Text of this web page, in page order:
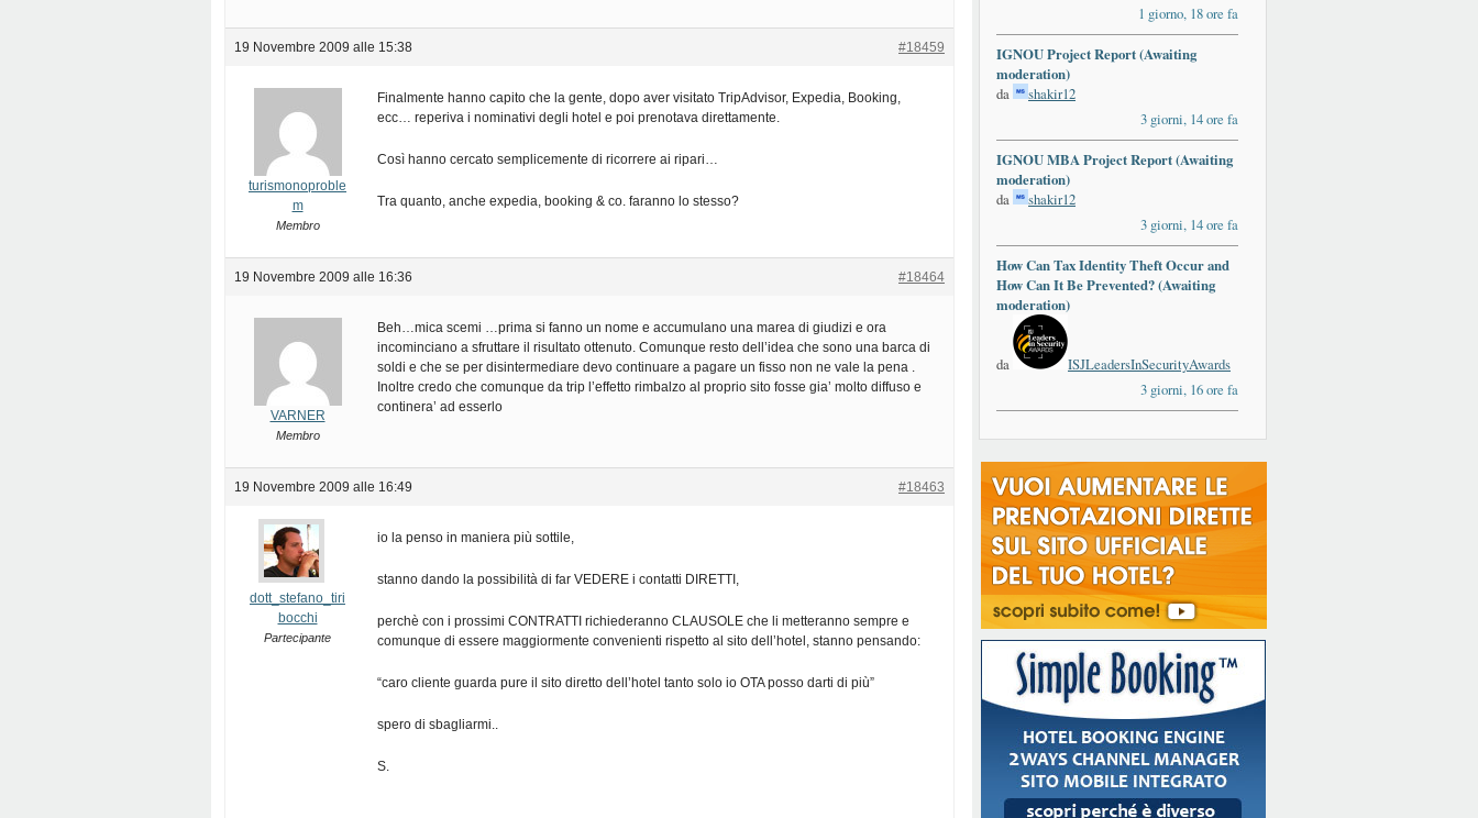
19 Novembre 2009 alle 15:38 #18459
turismonoproble
m
Membro
Finalmente hanno capito che la gente, dopo aver visitato TripAdvisor, Expedia, Booking,
ecc… reperiva i nominativi degli hotel e poi prenotava direttamente.
Così hanno cercato semplicemente di ricorrere ai ripari…
Tra quanto, anche expedia, booking & co. faranno lo stesso?
19 Novembre 2009 alle 16:36 #18464
VARNER
Membro
Beh…mica scemi …prima si fanno un nome e accumulano una marea di giudizi e ora
incominciano a sfruttare il risultato ottenuto. Comunque resto dell’idea che sono una barca di
soldi e che se per disintermediare devo continuare a pagare un fisso non ne vale la pena .
Inoltre credo che comunque da trip l’effetto rimbalzo al proprio sito fosse gia’ molto diffuso e
continera’ ad esserlo
19 Novembre 2009 alle 16:49 #18463
dott_stefano_tiri
bocchi
Partecipante
io la penso in maniera più sottile,
stanno dando la possibilità di far VEDERE i contatti DIRETTI,
perchè con i prossimi CONTRATTI richiederanno CLAUSOLE che li metteranno sempre e
comunque di essere maggiormente convenienti rispetto al sito dell’hotel, stanno pensando:
“caro cliente guarda pure il sito diretto dell’hotel tanto solo io OTA posso darti di più”
spero di sbagliarmi..
S.
1 giorno, 18 ore fa
IGNOU Project Report (Awaiting
moderation)
da
shakir12
3 giorni, 14 ore fa
IGNOU MBA Project Report (Awaiting
moderation)
da
shakir12
3 giorni, 14 ore fa
How Can Tax Identity Theft Occur and
How Can It Be Prevented? (Awaiting
moderation)
da
ISJLeadersInSecurityAwards
3 giorni, 16 ore fa